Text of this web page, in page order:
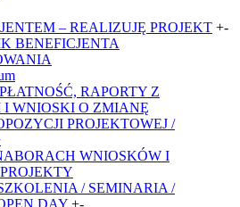
– REALIZUJĘ PROJEKT +-
BENEFICJENTA
RAPORTY Z
I WNIOSKI O ZMIANĘ
PROJEKTOWEJ /
WNIOSKÓW I
/ SEMINARIA /
DAY +-